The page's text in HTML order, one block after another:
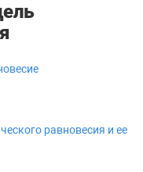
равновесия и ее